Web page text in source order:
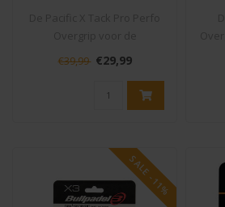
padelracket is één van de
€39,99 €29,99
SALE -11%